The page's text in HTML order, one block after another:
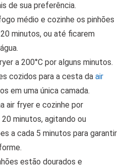
de sua preferência.
médio e cozinhe os pinhões
minutos, ou até ficarem
a 200°C por alguns minutos.
cozidos para a cesta da air
em uma única camada.
air fryer e cozinhe por
minutos, agitando ou
a cada 5 minutos para garantir
estão dourados e